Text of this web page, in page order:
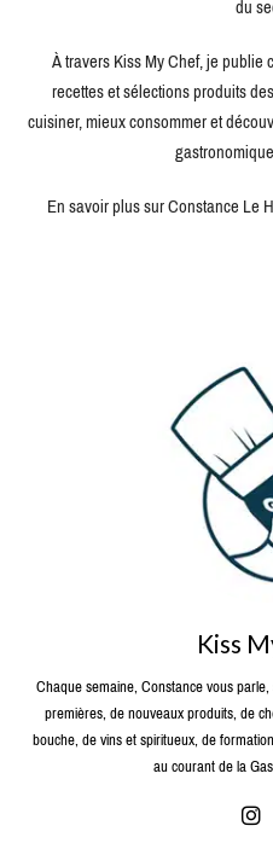
du
À travers Kiss My Chef, je
recettes et sélections produits
cuisiner, mieux consommer et
En savoir plus sur Constance Le
Kiss
Chaque semaine, Constance vous
premières, de nouveaux produits, de
bouche, de vins et spiritueux, de
au courant de la